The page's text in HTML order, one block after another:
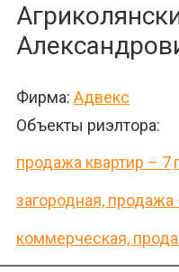
Фирма: Адвекс
Объекты риэлтора:
продажа квартир – 7
загородная, продажа
коммерческая,